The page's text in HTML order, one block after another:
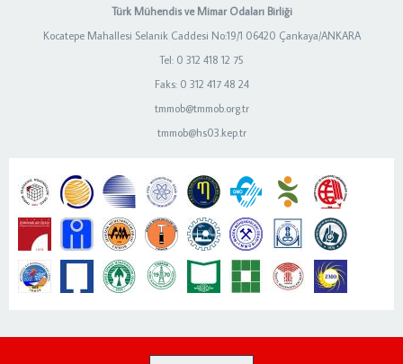
Türk Mühendis ve Mimar Odaları Birliği
Kocatepe Mahallesi Selanik Caddesi No:19/1 06420 Çankaya/ANKARA
Tel: 0 312 418 12 75
Faks: 0 312 417 48 24
tmmob@tmmob.org.tr
tmmob@hs03.kep.tr